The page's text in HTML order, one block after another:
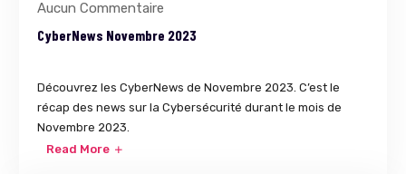
Aucun Commentaire
CyberNews Novembre 2023
Découvrez les CyberNews de Novembre 2023. C’est le
récap des news sur la Cybersécurité durant le mois de
Novembre 2023.
Read More